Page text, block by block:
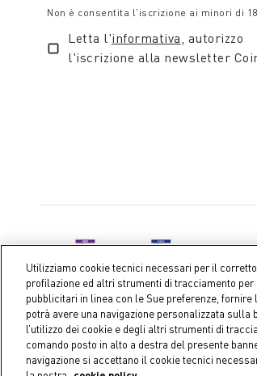
Non è consentita l'iscrizione ai minori di
Letta l'informativa, autorizzo
l'iscrizione alla newsletter
Coin S.p.A. C.F./P.IVA 04391480276,
Utilizziamo cookie tecnici necessari per il
profilazione ed altri strumenti di tracciamento
pubblicitari in linea con le Sue preferenze, fornire
potrà avere una navigazione personalizzata
l’utilizzo dei cookie e degli altri strumenti di
comando posto in alto a destra del presente
navigazione si accettano il cookie tecnici